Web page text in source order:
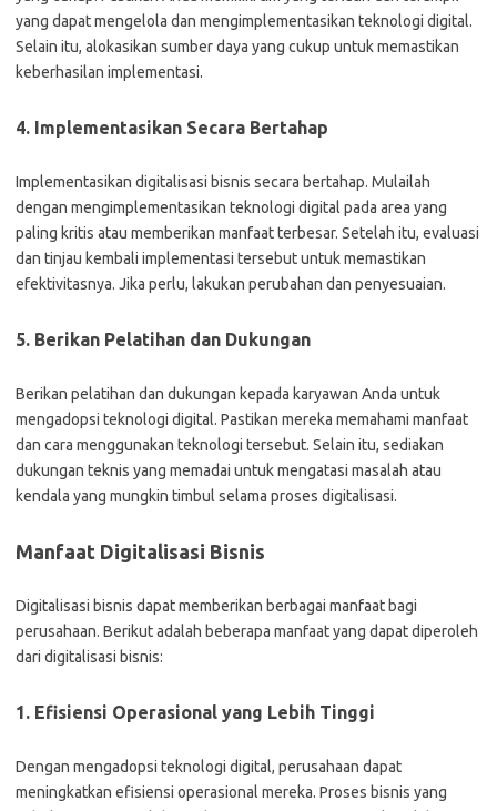
yang dapat mengelola dan mengimplementasikan teknologi digital.
Selain itu, alokasikan sumber daya yang cukup untuk memastikan
keberhasilan implementasi.
4. Implementasikan Secara Bertahap
Implementasikan digitalisasi bisnis secara bertahap. Mulailah
dengan mengimplementasikan teknologi digital pada area yang
paling kritis atau memberikan manfaat terbesar. Setelah itu, evaluasi
dan tinjau kembali implementasi tersebut untuk memastikan
efektivitasnya. Jika perlu, lakukan perubahan dan penyesuaian.
5. Berikan Pelatihan dan Dukungan
Berikan pelatihan dan dukungan kepada karyawan Anda untuk
mengadopsi teknologi digital. Pastikan mereka memahami manfaat
dan cara menggunakan teknologi tersebut. Selain itu, sediakan
dukungan teknis yang memadai untuk mengatasi masalah atau
kendala yang mungkin timbul selama proses digitalisasi.
Manfaat Digitalisasi Bisnis
Digitalisasi bisnis dapat memberikan berbagai manfaat bagi
perusahaan. Berikut adalah beberapa manfaat yang dapat diperoleh
dari digitalisasi bisnis:
1. Efisiensi Operasional yang Lebih Tinggi
Dengan mengadopsi teknologi digital, perusahaan dapat
meningkatkan efisiensi operasional mereka. Proses bisnis yang